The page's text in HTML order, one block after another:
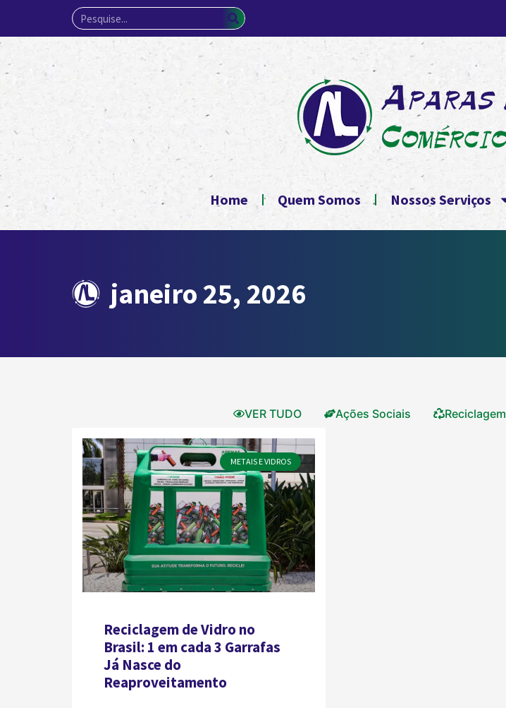
Home Quem Somos Nossos Serviços
janeiro 25, 2026
VER TUDO Ações Sociais Reciclagem
METAIS E VIDROS
Reciclagem de Vidro no
Brasil: 1 em cada 3 Garrafas
Já Nasce do
Reaproveitamento